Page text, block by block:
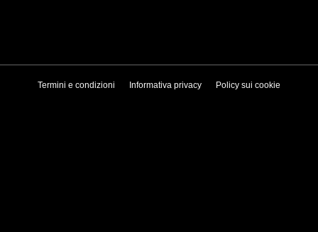
Termini e condizioni Informativa privacy Policy sui cookie